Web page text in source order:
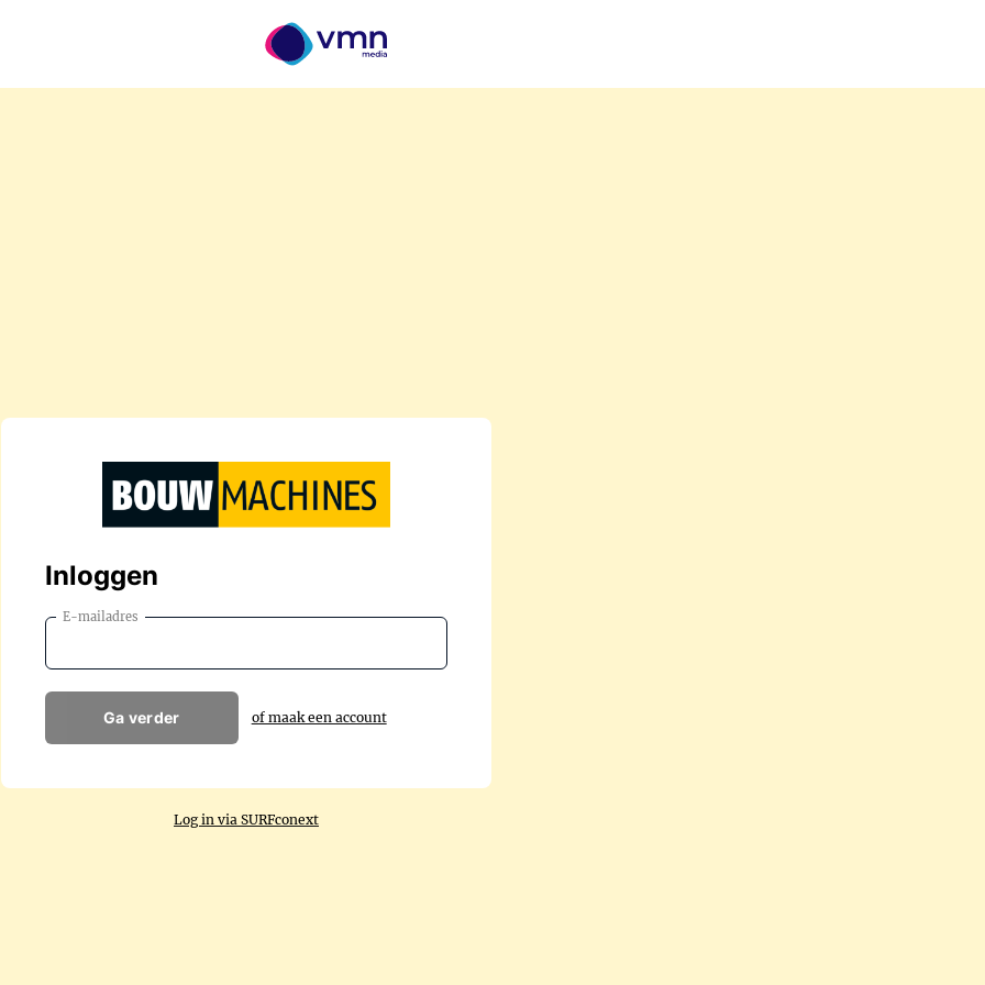
Inloggen
E-mailadres
Ga verder of maak een account
Log in via SURFconext